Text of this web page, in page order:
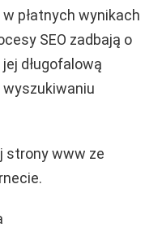
płatnych wynikach
SEO zadbają o
długofalową
strony www ze